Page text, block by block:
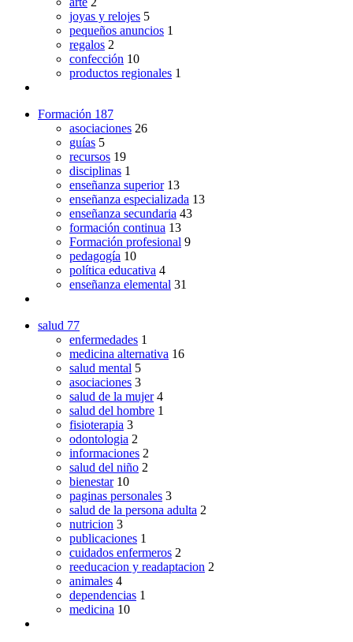
joyas y relojes 5
pequeños anuncios 1
regalos 2
confección 10
productos regionales 1
Formación 187
asociaciones 26
guías 5
recursos 19
disciplinas 1
enseñanza superior 13
enseñanza especializada 13
enseñanza secundaria 43
formación continua 13
Formación profesional 9
pedagogía 10
política educativa 4
enseñanza elemental 31
salud 77
enfermedades 1
medicina alternativa 16
salud mental 5
asociaciones 3
salud de la mujer 4
salud del hombre 1
fisioterapia 3
odontologia 2
informaciones 2
salud del niño 2
bienestar 10
paginas personales 3
salud de la persona adulta 2
nutricion 3
publicaciones 1
cuidados enfermeros 2
reeducacion y readaptacion 2
animales 4
dependencias 1
medicina 10